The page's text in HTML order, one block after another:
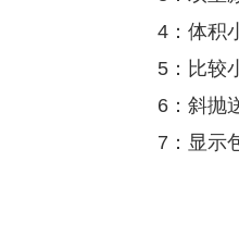
4：体积
5：比较
6：斜抛
7：显示